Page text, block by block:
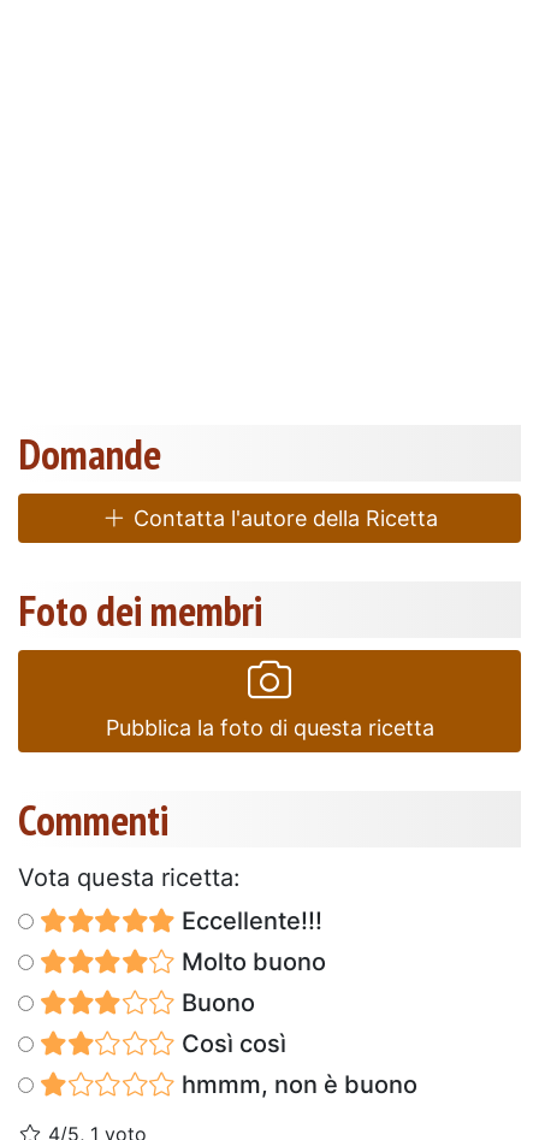
Domande
Contatta l'autore della Ricetta
Foto dei membri
Pubblica la foto di questa ricetta
Commenti
Vota questa ricetta:
Eccellente!!!
Molto buono
Buono
Così così
hmmm, non è buono
4/5, 1 voto